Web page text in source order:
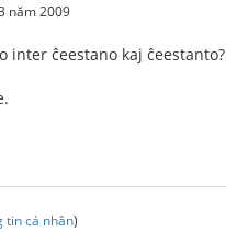
năm 2009
inter ĉeestano kaj ĉeestanto?
tin cá nhân)